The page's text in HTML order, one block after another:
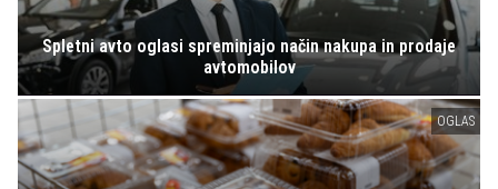
Spletni avto oglasi spreminjajo način nakupa in prodaje
avtomobilov
OGLAS